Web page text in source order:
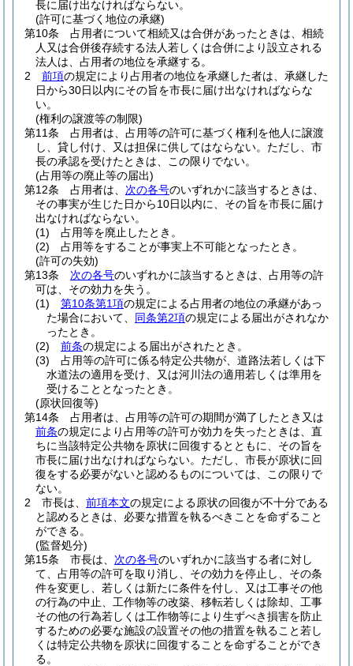
長に届け出なければならない。
(許可に基づく地位の承継)
第10条
占用者について相続又は合併があったときは、相続
人又は合併後存続する法人若しくは合併により設立される
法人は、占用者の地位を承継する。
2
前項の規定により占用者の地位を承継した者は、承継した
日から30日以内にその旨を市長に届け出なければならな
い。
(権利の譲渡等の制限)
第11条
占用者は、占用等の許可に基づく権利を他人に譲渡
し、貸し付け、又は担保に供してはならない。 ただし、市
長の承認を受けたときは、この限りでない。
(占用等の廃止等の届出)
第12条
占用者は、 次の各号のいずれかに該当するときは、
その事実が生じた日から10日以内に、その旨を市長に届け
出なければならない。
(1)
占用等を廃止したとき。
(2)
占用等をすることが事実上不可能となったとき。
(許可の失効)
第13条
次の各号のいずれかに該当するときは、占用等の許
可は、その効力を失う。
(1)
第10条第1項の規定による占用者の地位の承継があっ
た場合において、 同条第2項の規定による届出がされなか
ったとき。
(2)
前条の規定による届出がされたとき。
(3)
占用等の許可に係る特定公共物が、道路法若しくは下
水道法の適用を受け、又は河川法の適用若しくは準用を
受けることとなったとき。
(原状回復等)
第14条
占用者は、占用等の許可の期間が満了したとき又は
前条の規定により占用等の許可が効力を失ったときは、直
ちに当該特定公共物を原状に回復するとともに、その旨を
市長に届け出なければならない。 ただし、市長が原状に回
復をする必要がないと認めるものについては、この限りで
ない。
2
市長は、 前項本文の規定による原状の回復が不十分である
と認めるときは、必要な措置を執るべきことを命ずること
ができる。
(監督処分)
第15条
市長は、 次の各号のいずれかに該当する者に対し
て、占用等の許可を取り消し、その効力を停止し、その条
件を変更し、若しくは新たに条件を付し、又は工事その他
の行為の中止、工作物等の改築、移転若しくは除却、工事
その他の行為若しくは工作物等により生ずべき損害を防止
するための必要な施設の設置その他の措置を執ること若し
くは特定公共物を原状に回復することを命ずることができ
る。